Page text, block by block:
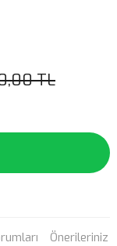
TL
Önerileriniz